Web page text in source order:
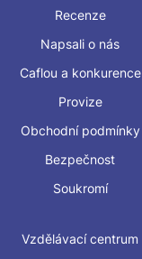
Recenze
Napsali o nás
Caflou a konkurence
Provize
Obchodní podmínky
Bezpečnost
Soukromí
Vzdělávací centrum